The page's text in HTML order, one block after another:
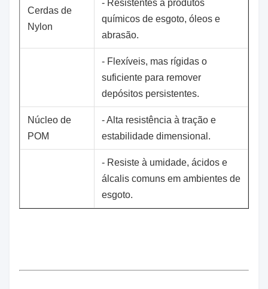
Cerdas de
Nylon
- Resistentes a produtos
químicos de esgoto, óleos e
abrasão.
- Flexíveis, mas rígidas o
suficiente para remover
depósitos persistentes.
Núcleo de
POM
- Alta resistência à tração e
estabilidade dimensional.
- Resiste à umidade, ácidos e
álcalis comuns em ambientes de
esgoto.